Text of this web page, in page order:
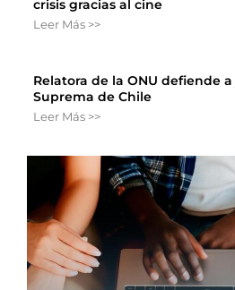
crisis gracias al cine
Leer Más >>
Relatora de la ONU defiende
Suprema de Chile
Leer Más >>